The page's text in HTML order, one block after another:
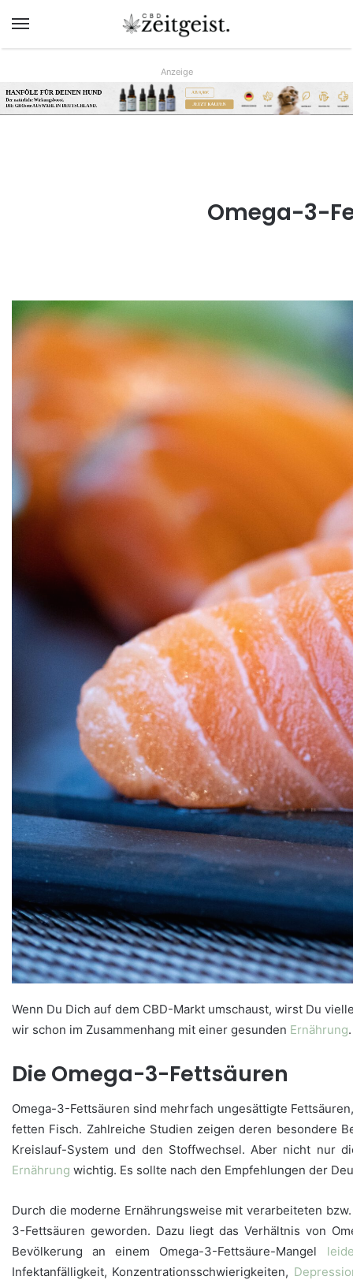
Menü
Anzeige
HANFÖLE FÜR DEINEN HUND
Der natürliche Wirkungsboost.
DIE GRÖsste AUSWAHL IN DEUTSCHLAND.
AB 9,90€
JETZT KAUFEN
www.hunreys.de
Omega-3-
Wenn Du Dich auf dem CBD-Markt umschaust, wirst Du
wir schon im Zusammenhang mit einer gesunden Ernährung
Die Omega-3-Fettsäuren
Omega-3-Fettsäuren sind mehrfach ungesättigte
fetten Fisch. Zahlreiche Studien zeigen deren besondere
Kreislauf-System und den Stoffwechsel. Aber nicht nur
Ernährung wichtig. Es sollte nach den Empfehlungen der
Durch die moderne Ernährungsweise mit verarbeiteten
3-Fettsäuren geworden. Dazu liegt das Verhältnis von
Bevölkerung an einem Omega-3-Fettsäure-Mangel
Infektanfälligkeit, Konzentrationsschwierigkeiten,